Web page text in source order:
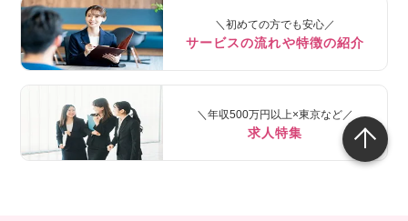
＼初めての方でも安心／
サービスの流れや特徴の紹介
＼年収500万円以上×東京など／
求人特集